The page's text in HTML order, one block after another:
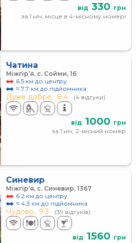
від 330 грн
за 1 ніч, місце в 4-місному номері
Чатина
Міжгір’я, с. Сойми, 1б
6.5 км до центру
≈ 7.7 км до підйомника
Дуже добре, 8.4 (4 відгуки)
від 1000 грн
за 1 ніч, 2-місний номер
Синевир
Міжгір’я, с. Синевир, 1367
6.2 км до центру
≈ 4.3 км до підйомника
Чудово, 9.3 (39 відгуків)
від 1560 грн